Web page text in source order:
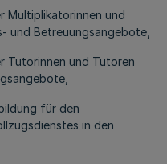
und
und Betreuungsangebote,
und Tutoren
für den
in den